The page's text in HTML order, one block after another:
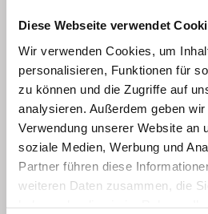
Diese Webseite verwendet
Wir verwenden Cookies, um
personalisieren, Funktionen für
zu können und die Zugriffe auf
analysieren. Außerdem geben
Verwendung unserer Website an
soziale Medien, Werbung und
Partner führen diese
weiteren Daten zusammen, die
P1040819
Webmaster 13 November, 2015
Die Originalgröße beträgt1280 × 960
13 November, 2015